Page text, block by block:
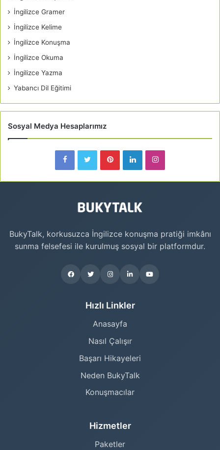
İngilizce Gramer
İngilizce Kelime
İngilizce Konuşma
İngilizce Okuma
İngilizce Yazma
Yabancı Dil Eğitimi
Sosyal Medya Hesaplarımız
BukyTalk, korkusuzca İngilizce konuşma pratiği imkânı
sunma felsefesi ile kurulmuş sosyal bir platformdur.
Hızlı Linkler
Anasayfa
Nasıl Çalışır
Başarı Hikayeleri
Neden BukyTalk
Konuşmacılar
Hizmetler
Paketler